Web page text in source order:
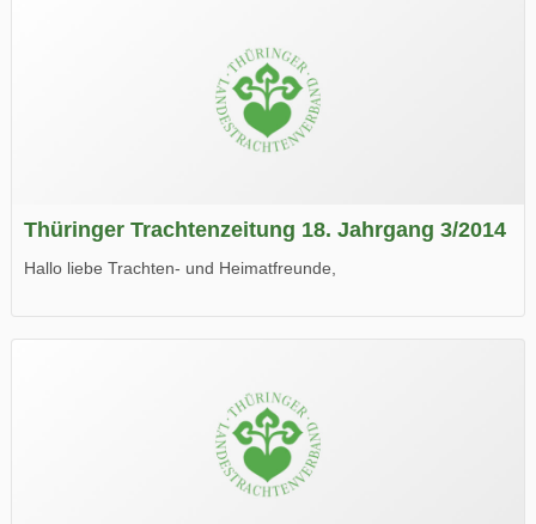
Thüringer Trachtenzeitung 18. Jahrgang 3/2014
Hallo liebe Trachten- und Heimatfreunde,
Wir wünschen Euch viel Spaß beim Lesen.